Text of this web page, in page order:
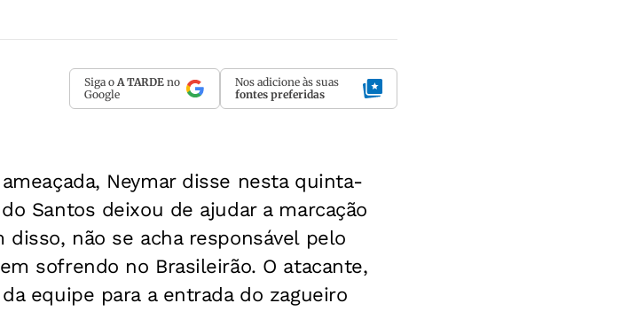
Siga o A TARDE no
Google
Nos adicione às suas
fontes preferidas
Neymar disse nesta quinta-
Santos deixou de ajudar a marcação
não se acha responsável pelo
sofrendo no Brasileirão. O atacante,
equipe para a entrada do zagueiro